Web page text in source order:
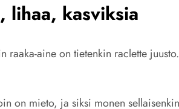
lihaa, kasviksia
aine on tietenkin raclette
on mieto, ja siksi monen